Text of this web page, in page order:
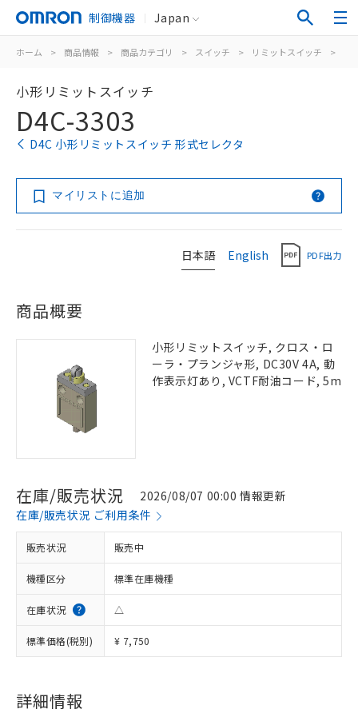
制御機器 Japan
ホーム > 商品情報 > 商品カテゴリ > スイッチ > リミットスイッチ >
小形リミットスイッチ
D4C-3303
D4C 小形リミットスイッチ 形式セレクタ
マイリストに追加
日本語 English PDF出力
商品概要
小形リミットスイッチ, クロス・ロ
ーラ・プランジャ形, DC30V 4A, 動
作表示灯あり, VCTF耐油コード, 5m
在庫/販売状況
2026/08/07 00:00 情報更新
在庫/販売状況 ご利用条件
販売状況 販売中
機種区分 標準在庫機種
在庫状況 △
標準価格(税別) ¥ 7,750
詳細情報